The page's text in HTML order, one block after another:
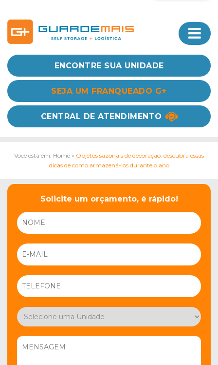
ENCONTRE SUA UNIDADE
SEJA UM FRANQUEADO G+
CENTRAL DE ATENDIMENTO
Você está em: Home » Objetos sazonais de decoração: descubra essas
dicas de como armazená-los durante o ano
Solicite um orçamento, é rápido!